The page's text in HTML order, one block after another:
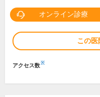
オンライン診療
この医
アクセス数※